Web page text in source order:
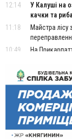
12:14
У Калуші на
качки та
11:18
Майстра
10:49
На
10:43
За змову на
підприємців
10:09
вкрав із
09:53
В урочищі
вагову гирку